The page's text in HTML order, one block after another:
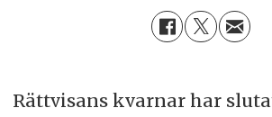
Rättvisans kvarnar har